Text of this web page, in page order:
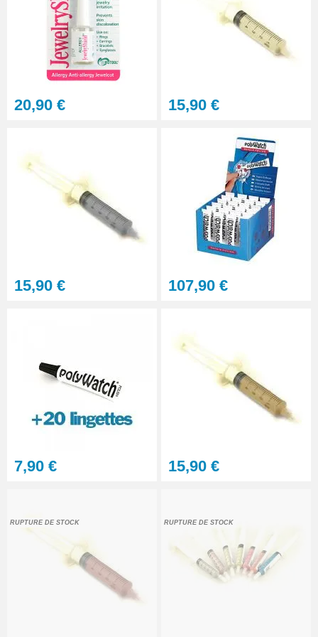
20,90 € 15,90 €
15,90 € 107,90 €
7,90 € 15,90 €
RUPTURE DE STOCK RUPTURE DE STOCK